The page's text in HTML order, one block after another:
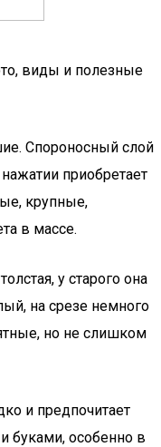
виды и полезные
Спороносный слой
приобретает
крупные,
в массе.
у старого она
на срезе немного
но не слишком
и предпочитает
буками, особенно в